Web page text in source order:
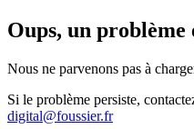
Oups, un problème
Nous ne parvenons pas à
Si le problème persiste,
digital@foussier.fr